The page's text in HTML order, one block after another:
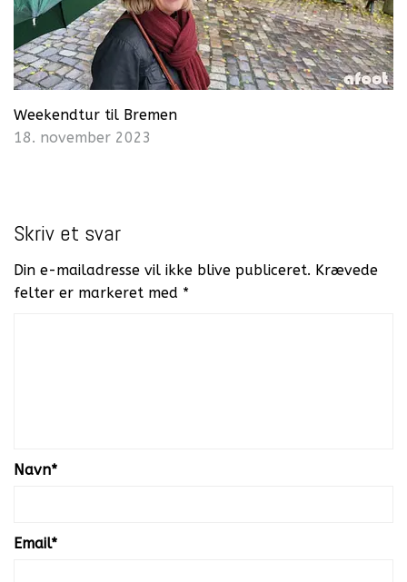
Weekendtur til Bremen
18. november 2023
Skriv et svar
Din e-mailadresse vil ikke blive publiceret. Krævede
felter er markeret med *
Navn*
Email*